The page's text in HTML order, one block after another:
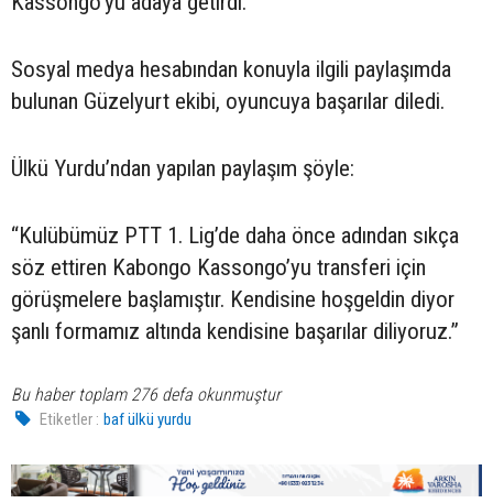
Sosyal medya hesabından konuyla ilgili paylaşımda
bulunan Güzelyurt ekibi, oyuncuya başarılar diledi.
Ülkü Yurdu’ndan yapılan paylaşım şöyle:
“Kulübümüz PTT 1. Lig’de daha önce adından sıkça
söz ettiren Kabongo Kassongo’yu transferi için
görüşmelere başlamıştır. Kendisine hoşgeldin diyor
şanlı formamız altında kendisine başarılar diliyoruz.”
Bu haber toplam 276 defa okunmuştur
Etiketler : baf ülkü yurdu